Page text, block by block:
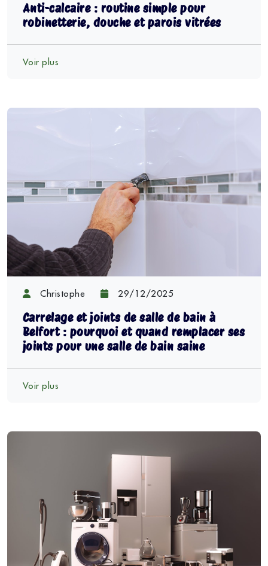
Anti-calcaire : routine simple pour
robinetterie, douche et parois vitrées
Voir plus
Christophe 29/12/2025
Carrelage et joints de salle de bain à
Belfort : pourquoi et quand remplacer ses
joints pour une salle de bain saine
Voir plus